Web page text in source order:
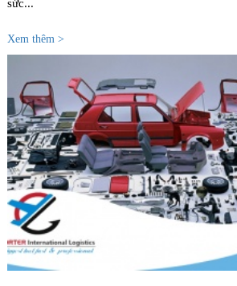
sức...
Xem thêm >